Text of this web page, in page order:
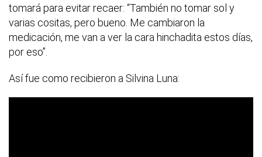
tomará para evitar recaer: “También no tomar sol y
varias cositas, pero bueno. Me cambiaron la
medicación, me van a ver la cara hinchadita estos días,
por eso”.
Así fue como recibieron a Silvina Luna: